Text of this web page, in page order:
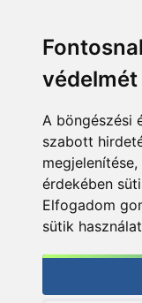
védelmét
A böngészési
szabott
érdekében
Elfogadom
sütik